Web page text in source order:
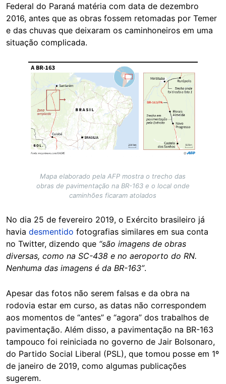
Federal do Paraná matéria com data de dezembro
2016, antes que as obras fossem retomadas por Temer
e das chuvas que deixaram os caminhoneiros em uma
situação complicada.
Image
Mapa elaborado pela AFP mostra o trecho das
obras de pavimentação na BR-163 e o local onde
caminhões ficaram atolados
No dia 25 de fevereiro 2019, o Exército brasileiro já
havia desmentido fotografias similares em sua conta
no Twitter, dizendo que “são imagens de obras
diversas, como na SC-438 e no aeroporto do RN.
Nenhuma das imagens é da BR-163”.
Apesar das fotos não serem falsas e da obra na
rodovia estar em curso, as datas não correspondem
aos momentos de “antes” e “agora” dos trabalhos de
pavimentação. Além disso, a pavimentação na BR-163
tampouco foi reiniciada no governo de Jair Bolsonaro,
do Partido Social Liberal (PSL), que tomou posse em 1º
de janeiro de 2019, como algumas publicações
sugerem.